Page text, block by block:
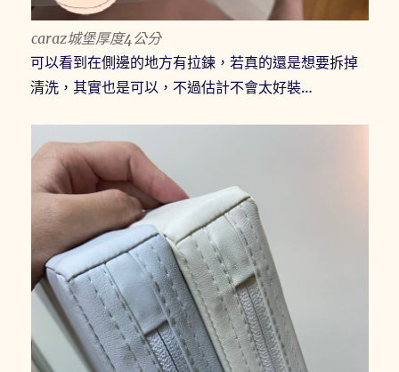
caraz城堡厚度4公分
可以看到在側邊的地方有拉鍊，若真的還是想要拆掉
清洗，其實也是可以，不過估計不會太好裝…